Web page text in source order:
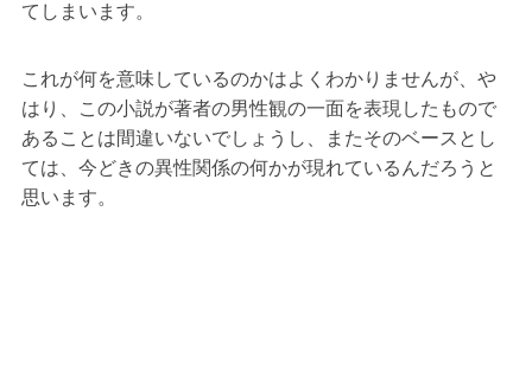
てしまいます。
これが何を意味しているのかはよくわかりませんが、や
はり、この小説が著者の男性観の一面を表現したもので
あることは間違いないでしょうし、またそのベースとし
ては、今どきの異性関係の何かが現れているんだろうと
思います。